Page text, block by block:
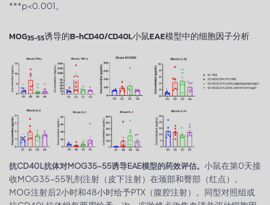
***p<0.001。
MOG35-55诱导的B-hCD40/CD40L小鼠EAE模型中的细胞因子分析
抗CD40L抗体对MOG35-55诱导EAE模型的药效评估。 小鼠在第0天接
收MOG35-55乳剂注射（皮下注射）在颈部和臀部（红点）。
MOG注射后2小时和48小时给予PTX（腹腔注射）。同型对照组或